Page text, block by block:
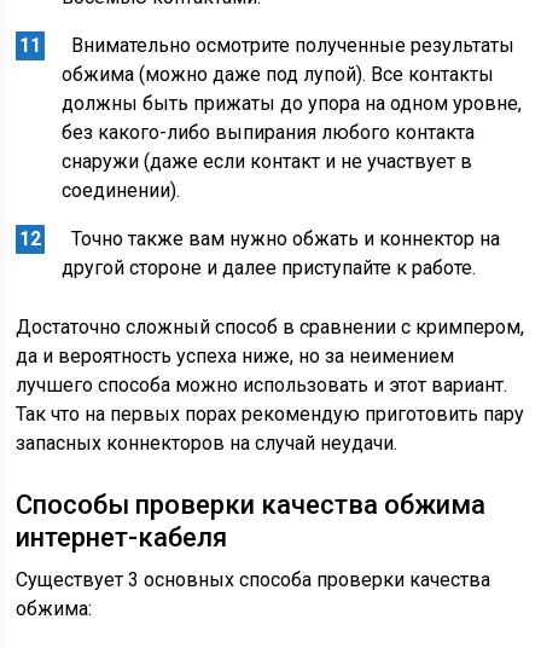
Внимательно осмотрите полученные результаты
обжима (можно даже под лупой). Все контакты
должны быть прижаты до упора на одном уровне,
без какого-либо выпирания любого контакта
снаружи (даже если контакт и не участвует в
соединении).
Точно также вам нужно обжать и коннектор на
другой стороне и далее приступайте к работе.
Достаточно сложный способ в сравнении с кримпером,
да и вероятность успеха ниже, но за неимением
лучшего способа можно использовать и этот вариант.
Так что на первых порах рекомендую приготовить пару
запасных коннекторов на случай неудачи.
Способы проверки качества обжима
интернет-кабеля
Существует 3 основных способа проверки качества
обжима: